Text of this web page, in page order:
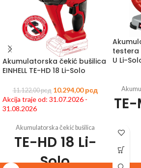
Akumulatorska čekić bušilica
EINHELL TE-HD 18 Li-Solo
11.122,00рсд 10.294,00рсд
Akcija traje od: 31.07.2026 -
31.08.2026
Akumulatorska čekić bušilica
TE-HD 18 Li-
Solo
testera
U Li-
TE-
artikla:
Član